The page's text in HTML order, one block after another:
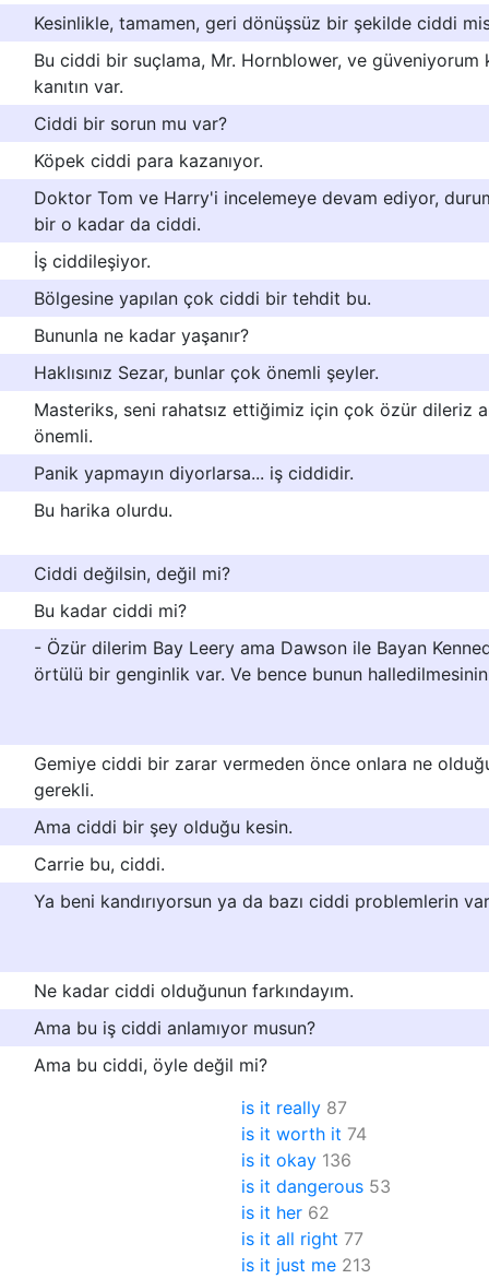
Kesinlikle, tamamen, geri dönüşsüz bir şekilde ciddi
Bu ciddi bir suçlama, Mr. Hornblower, ve güveniyorum
kanıtın var.
Ciddi bir sorun mu var?
Köpek ciddi para kazanıyor.
Doktor Tom ve Harry'i incelemeye devam ediyor,
bir o kadar da ciddi.
İş ciddileşiyor.
Bölgesine yapılan çok ciddi bir tehdit bu.
Bununla ne kadar yaşanır?
Haklısınız Sezar, bunlar çok önemli şeyler.
Masteriks, seni rahatsız ettiğimiz için çok özür dileriz
önemli.
Panik yapmayın diyorlarsa... iş ciddidir.
Bu harika olurdu.
Ciddi değilsin, değil mi?
Bu kadar ciddi mi?
- Özür dilerim Bay Leery ama Dawson ile Bayan
örtülü bir genginlik var. Ve bence bunun
Gemiye ciddi bir zarar vermeden önce onlara ne
gerekli.
Ama ciddi bir şey olduğu kesin.
Carrie bu, ciddi.
Ya beni kandırıyorsun ya da bazı ciddi problemlerin
Ne kadar ciddi olduğunun farkındayım.
Ama bu iş ciddi anlamıyor musun?
Ama bu ciddi, öyle değil mi?
is it really 87
is it worth it 74
is it okay 136
is it dangerous 53
is it her 62
is it all right 77
is it just me 213